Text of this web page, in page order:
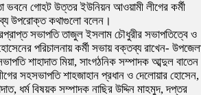
ভবনে গোহট উত্তর ইউনিয়ন আওয়ামী লীগের কর্মী
উপরোক্ত কথাগুলো বলেন।
সভাপতি তাজুল ইসলাম চৌধুরীর সভাপতিত্বে ও
পরিচালনায় কর্মী সভায় বক্তব্য রাখেন-
শাহাদাত মিয়া, সাংগঠনিক সম্পাদক আব্দুল বাতেন
সহসভাপতি শাহজাহান প্রধান ও দেলোয়ার হোসেন,
ধর্ম বিষয়ক সম্পাদক নাছির উদ্দিন মাহমুদ, দপ্তর